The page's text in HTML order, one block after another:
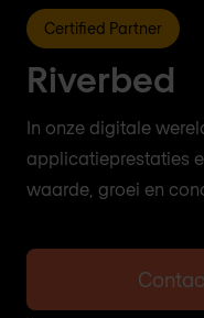
Certified Partner
Riverbed
In onze digitale
applicatieprestaties
waarde, groei en